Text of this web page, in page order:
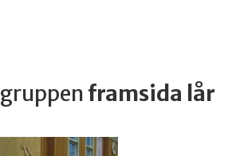
framsida lår